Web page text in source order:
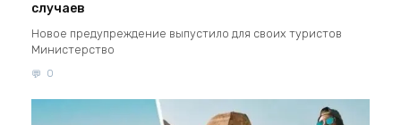
случаев
Новое предупреждение выпустило для своих туристов
Министерство
0